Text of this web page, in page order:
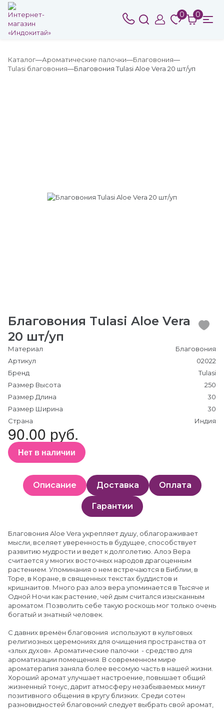
0 0
Каталог Ароматические палочки
Благовония
Tulasi благовония
Благовония Tulasi Aloe Vera 20 шт/уп
Благовония Tulasi Aloe Vera
20 шт/уп
Материал
Благовония
Артикул
02022
Бренд
Tulasi
Размер Высота
250
Размер Длина
30
Размер Ширина
30
Страна
Индия
90.00 руб.
Нет в наличии
Описание Доставка Оплата
Гарантии
Благовония Aloe Vera укрепляет душу, облагораживает
мысли, вселяет уверенность в будущее, способствует
развитию мудрости и ведет к долголетию. Алоэ Вера
считается у многих восточных народов драгоценным
растением. Упоминания о нем встречаются в Библии, в
Торе, в Коране, в священных текстах буддистов и
кришнаитов. Много раз алоэ вера упоминается в Тысяче и
Одной Ночи как растение, чей дым считался изысканным
ароматом. Позволить себе такую роскошь мог только очень
богатый и знатный человек.
С давних времён благовония используют в культовых
религиозных церемониях для очищения пространства от
«злых духов». Ароматические палочки - средство для
ароматизации помещения. В современном мире
ароматерапия заняла более весомую часть в нашей жизни.
Хороший аромат улучшает настроение, повышает общий
жизненный тонус, дарит атмосферу незабываемых минут
позитивного общения в кругу близких. Среди сотен
разновидностей благовоний следует выбрать свой аромат,